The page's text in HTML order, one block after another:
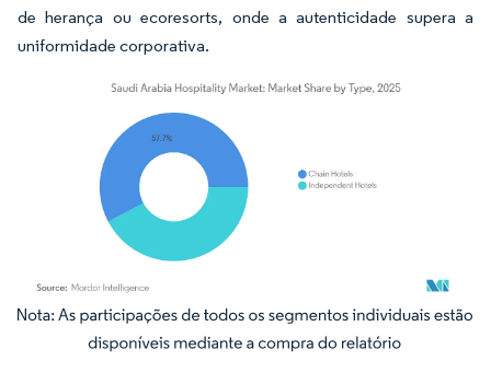
de herança ou ecoresorts, onde a autenticidade supera a
uniformidade corporativa.
Imagem © Mordor Intelligence. O reuso requer atribuição conforme CC BY 4.0.